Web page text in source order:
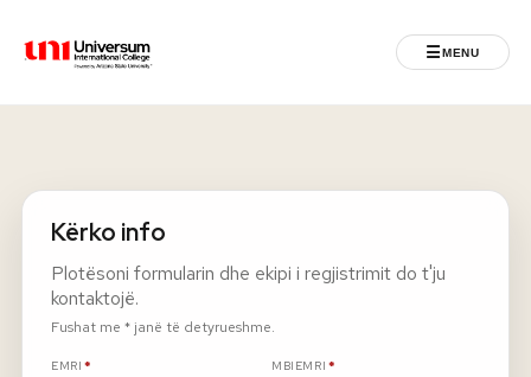
Universum University ☰MENU
Regjistrimet
Programet
Kërko info
Plotësoni formularin dhe ekipi i regjistrimit do t'ju
kontaktojë.
Fushat me * janë të detyrueshme.
EMRI *
E DETYRUESHME MBIEMRI *
E DETYRUESHME